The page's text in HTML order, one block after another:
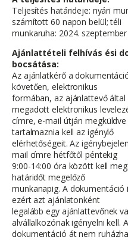
Teljesítés határideje: nyári
számított 60 napon belül; téli
munkaruha: 2024. szeptember
Ajánlattételi felhívás ési
bocsátása:
Az ajánlatkérő a
követően, elektronikus
formában, az ajánlattevő
megadott elektronikus
címre, e-mail útján
tartalmaznia kell az igénylő
elérhetőségeit. Az
mail címre hétfőtől péntekig
9:00-14:00 óra között kell
határidőt megelőző
munkanapig. A
ezért azt ajánlatonként
legalább egy ajánlattevőnek
alvállalkozónak igényelni kell. A
dokumentáció át nem